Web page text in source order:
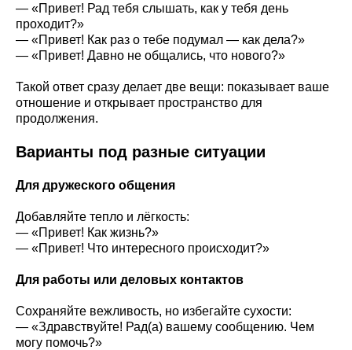
— «Привет! Рад тебя слышать, как у тебя день
проходит?»
— «Привет! Как раз о тебе подумал — как дела?»
— «Привет! Давно не общались, что нового?»
Такой ответ сразу делает две вещи: показывает ваше
отношение и открывает пространство для
продолжения.
Варианты под разные ситуации
Для дружеского общения
Добавляйте тепло и лёгкость:
— «Привет! Как жизнь?»
— «Привет! Что интересного происходит?»
Для работы или деловых контактов
Сохраняйте вежливость, но избегайте сухости:
— «Здравствуйте! Рад(а) вашему сообщению. Чем
могу помочь?»